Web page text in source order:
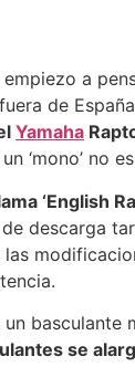
a
de
Yamaha
‘mono’ no
‘English
descarga
basculante
se